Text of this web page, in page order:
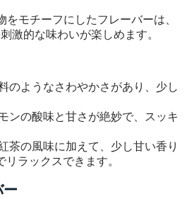
モチーフにしたフレーバーは、
激的な味わいが楽しめます。
ようなさわやかさがあり、少し
の酸味と甘さが絶妙で、スッキ
の風味に加えて、少し甘い香り
ラックスできます。
ー